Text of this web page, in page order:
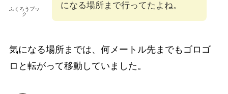
ふくろうプッ
ク
になる場所まで行ってたよね。
気になる場所までは、何メートル先までもゴロゴ
ロと転がって移動していました。